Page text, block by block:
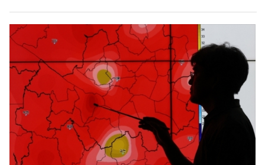
기
독
기
시
개
켓
파
워
운
세
학
동
골
프